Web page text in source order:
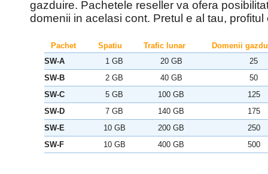
gazduire. Pachetele reseller va ofera
domenii in acelasi cont. Pretul e al tau, profitul
Pachet Spatiu Trafic lunar
Domenii
SW-A
1 GB 20 GB
25
SW-B
2 GB 40 GB
50
SW-C
5 GB 100 GB
125
SW-D
7 GB 140 GB
175
SW-E
10 GB 200 GB
250
SW-F
10 GB 400 GB 500